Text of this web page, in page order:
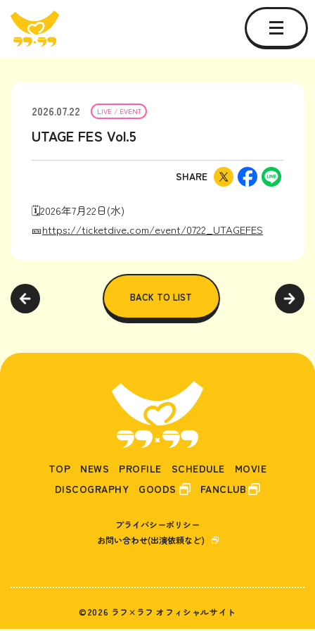
2026.07.22 LIVE / EVENT
UTAGE FES Vol.5
SHARE
🗓2026年7月22日(水)
🎫https://ticketdive.com/event/0722_UTAGEFES
BACK TO LIST
TOP NEWS PROFILE SCHEDULE
MOVIE
DISCOGRAPHY
GOODS FANCLUB
プライバシーポリシー
お問い合わせ(出演依頼など)
©2026 ラフ×ラフ オフィシャルサイト